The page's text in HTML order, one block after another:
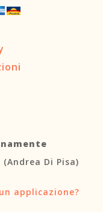
(Andrea Di Pisa)
applicazione?